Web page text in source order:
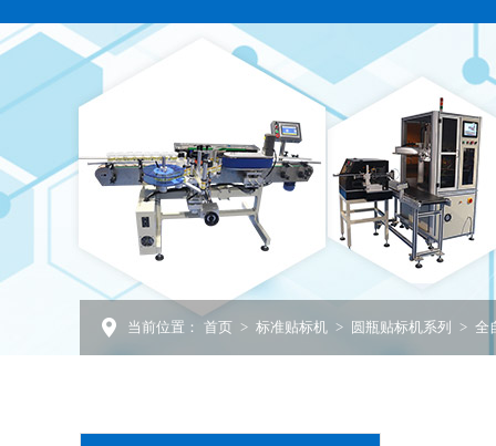
当前位置： 首页 > 标准贴标机 > 圆瓶贴标机系列 > 全